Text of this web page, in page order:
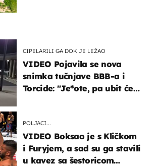
CIPELARILI GA DOK JE LEŽAO
VIDEO Pojavila se nova
snimka tučnjave BBB-a i
Torcide: "Je*ote, pa ubit će
POLJACI...
VIDEO Boksao je s Kličkom
i Furyjem, a sad su ga stavili
u kavez sa šestoricom